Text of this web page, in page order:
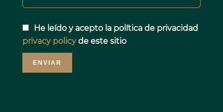
He leído y acepto la política de privacidad
privacy policyde este sitio
ENVIAR